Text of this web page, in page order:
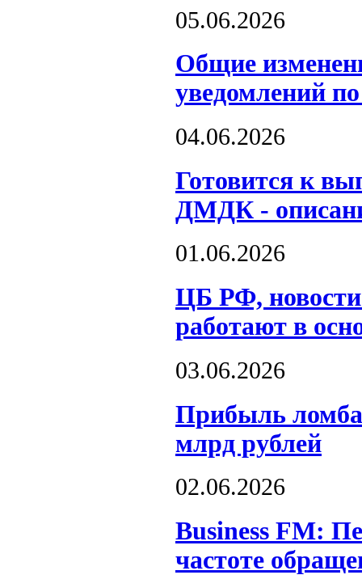
05.06.2026
Общие
уведомлений
04.06.2026
Готовится к
ДМДК -
01.06.2026
ЦБ РФ, новости
работают в
03.06.2026
Прибыль
млрд рублей
02.06.2026
Business FM:
частоте